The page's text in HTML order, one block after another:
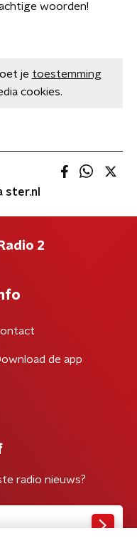
woorden!
je toestemming
cookies.
ster.nl
2
de app
radio nieuws?